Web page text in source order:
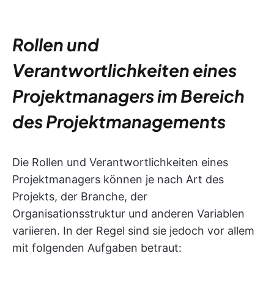
Rollen und
Verantwortlichkeiten eines
Projektmanagers im Bereich
des Projektmanagements
Die Rollen und Verantwortlichkeiten eines
Projektmanagers können je nach Art des
Projekts, der Branche, der
Organisationsstruktur und anderen Variablen
variieren. In der Regel sind sie jedoch vor allem
mit folgenden Aufgaben betraut: